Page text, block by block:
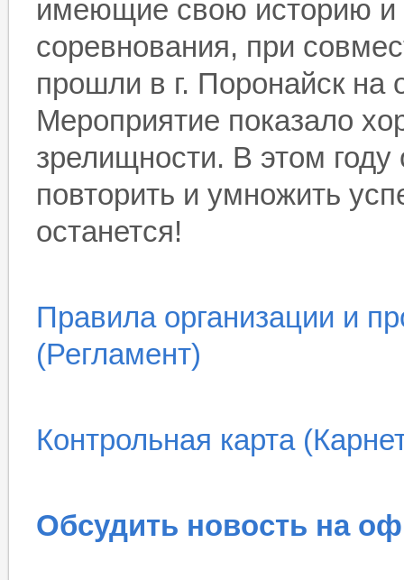
имеющие свою историю и
соревнования, при
прошли в г. Поронайск на
Мероприятие показало
зрелищности. В этом
повторить и умножить
останется!
Правила организации и
(Регламент)
Контрольная карта
Обсудить новость на